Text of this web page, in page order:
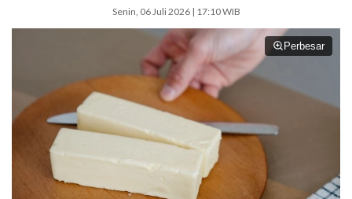
Senin, 06 Juli 2026 | 17:10 WIB
Perbesar